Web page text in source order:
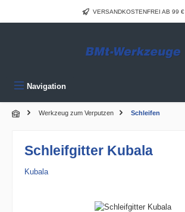
Zum Hauptinhalt springenVERSANDKOSTENFREI AB 99 €
Navigation
Werkzeug zum Verputzen Schleifen
Schleifgitter Kubala
Kubala
Bildergalerie überspringen